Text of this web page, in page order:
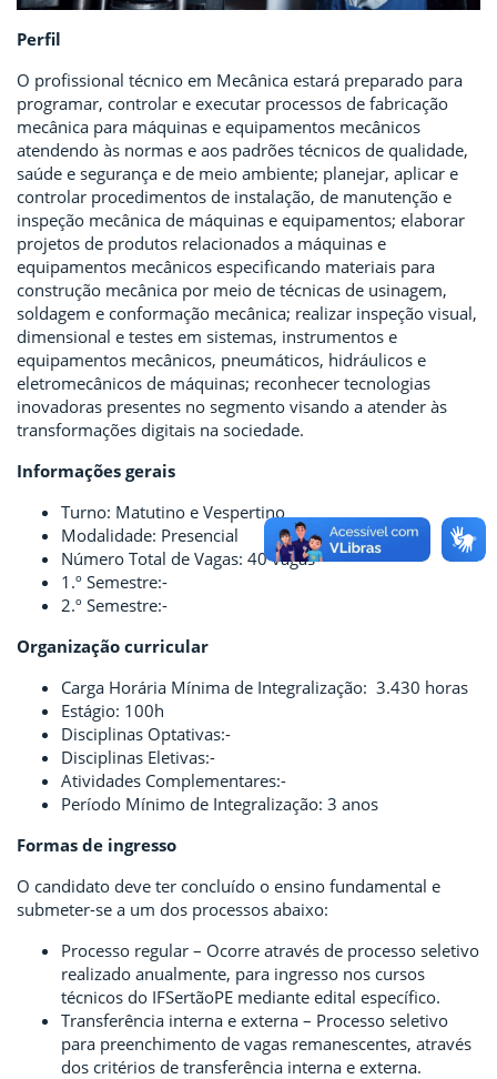
Perfil
O profissional técnico em Mecânica estará preparado para
programar, controlar e executar processos de fabricação
mecânica para máquinas e equipamentos mecânicos
atendendo às normas e aos padrões técnicos de qualidade,
saúde e segurança e de meio ambiente; planejar, aplicar e
controlar procedimentos de instalação, de manutenção e
inspeção mecânica de máquinas e equipamentos; elaborar
projetos de produtos relacionados a máquinas e
equipamentos mecânicos especificando materiais para
construção mecânica por meio de técnicas de usinagem,
soldagem e conformação mecânica; realizar inspeção visual,
dimensional e testes em sistemas, instrumentos e
equipamentos mecânicos, pneumáticos, hidráulicos e
eletromecânicos de máquinas; reconhecer tecnologias
inovadoras presentes no segmento visando a atender às
transformações digitais na sociedade.
Informações gerais
Turno: Matutino e Vespertino
Modalidade: Presencial
Número Total de Vagas: 40 vagas
1.º Semestre:-
2.º Semestre:-
Organização curricular
Carga Horária Mínima de Integralização: 3.430 horas
Estágio: 100h
Disciplinas Optativas:-
Disciplinas Eletivas:-
Atividades Complementares:-
Período Mínimo de Integralização: 3 anos
Formas de ingresso
O candidato deve ter concluído o ensino fundamental e
submeter-se a um dos processos abaixo:
Processo regular – Ocorre através de processo seletivo
realizado anualmente, para ingresso nos cursos
técnicos do IFSertãoPE mediante edital específico.
Transferência interna e externa – Processo seletivo
para preenchimento de vagas remanescentes, através
dos critérios de transferência interna e externa.